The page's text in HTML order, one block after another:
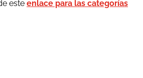
este enlace para las categorías